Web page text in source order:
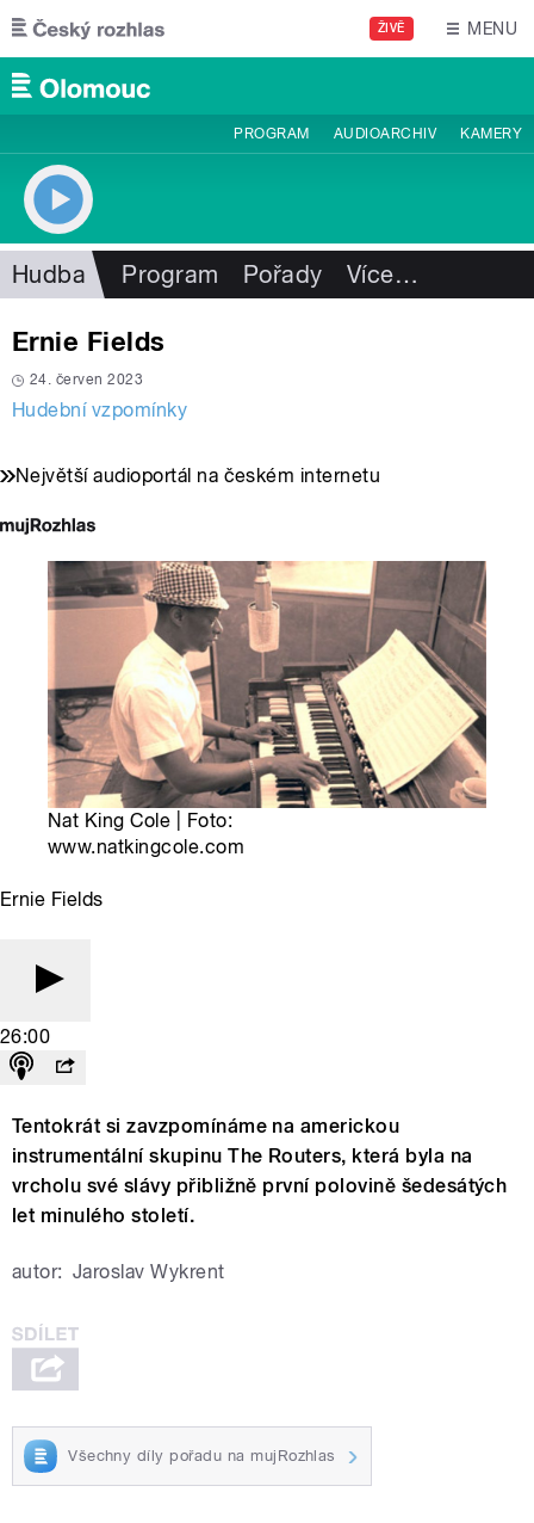
Přejít k hlavnímu obsahu
ŽIVĚ MENU
PROGRAM AUDIOARCHIV KAMERY
Hudba Program Pořady Více…
Ernie Fields
24. červen 2023
Hudební vzpomínky
Největší audioportál na českém internetu
Nat King Cole | Foto:
www.natkingcole.com
Ernie Fields
26:00
Tentokrát si zavzpomínáme na americkou
instrumentální skupinu The Routers, která byla na
vrcholu své slávy přibližně první polovině šedesátých
let minulého století.
autor: Jaroslav Wykrent
Všechny díly pořadu na mujRozhlas